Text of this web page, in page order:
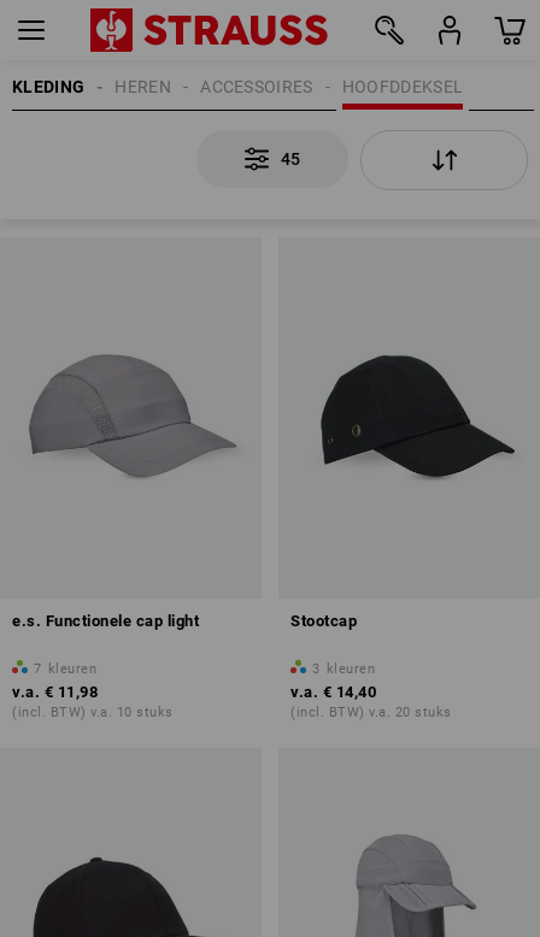
KLEDING HOOFDDEKSEL
ACCESSOIRES
HEREN
45
e.s. Functionele cap light
7 kleuren
v.a. € 11,98
(incl. BTW) v.a. 10 stuks
Stootcap
3 kleuren
v.a. € 14,40
(incl. BTW) v.a. 20 stuks